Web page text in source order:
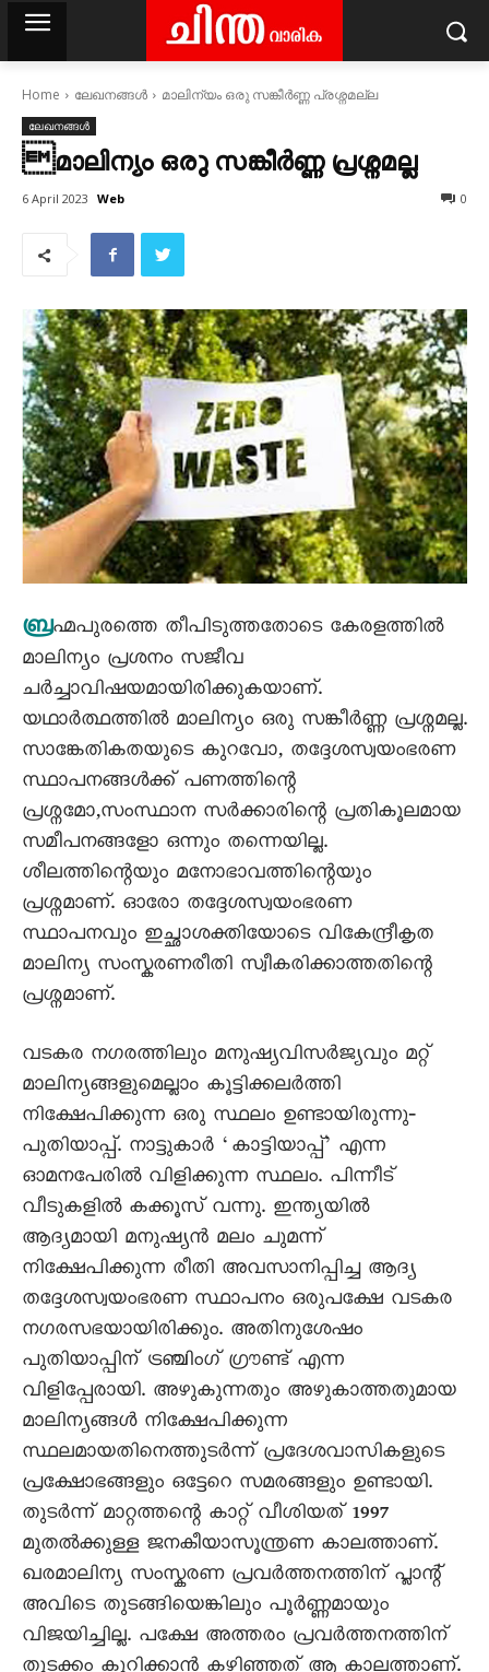
Home ലേഖനങ്ങൾ മാലിന്യം ഒരു സങ്കീർണ്ണ പ്രശ്നമല്ല
ലേഖനങ്ങൾ
മാലിന്യം ഒരു സങ്കീർണ്ണ പ്രശ്നമല്ല
6 April 2023 Web 0
ബ്രഹ്മപുരത്തെ തീപിടുത്തതോടെ കേരളത്തിൽ
മാലിന്യം പ്രശനം സജീവ
ചർച്ചാവിഷയമായിരിക്കുകയാണ്.
യഥാർത്ഥത്തിൽ മാലിന്യം ഒരു സങ്കീർണ്ണ പ്രശ്നമല്ല.
സാങ്കേതികതയുടെ കുറവോ, തദ്ദേശസ്വയംഭരണ
സ്ഥാപനങ്ങൾക്ക് പണത്തിന്റെ
പ്രശ്നമോ,സംസ്ഥാന സർക്കാരിന്റെ പ്രതികൂലമായ
സമീപനങ്ങളോ ഒന്നും തന്നെയില്ല.
ശീലത്തിന്റെയും മനോഭാവത്തിന്റെയും
പ്രശ്നമാണ്. ഓരോ തദ്ദേശസ്വയംഭരണ
സ്ഥാപനവും ഇച്ഛാശക്തിയോടെ വികേന്ദ്രീകൃത
മാലിന്യ സംസ്കരണരീതി സ്വീകരിക്കാത്തതിന്റെ
പ്രശ്നമാണ്.
വടകര നഗരത്തിലും മനുഷ്യവിസർജ്യവും മറ്റ്
മാലിന്യങ്ങളുമെല്ലാം കൂട്ടിക്കലർത്തി
നിക്ഷേപിക്കുന്ന ഒരു സ്ഥലം ഉണ്ടായിരുന്നു‐
പുതിയാപ്പ്. നാട്ടുകാർ ‘കാട്ടിയാപ്പ്’ എന്ന
ഓമനപേരിൽ വിളിക്കുന്ന സ്ഥലം. പിന്നീട്
വീടുകളിൽ കക്കൂസ് വന്നു. ഇന്ത്യയിൽ
ആദ്യമായി മനുഷ്യൻ മലം ചുമന്ന്
നിക്ഷേപിക്കുന്ന രീതി അവസാനിപ്പിച്ച ആദ്യ
തദ്ദേശസ്വയംഭരണ സ്ഥാപനം ഒരുപക്ഷേ വടകര
നഗരസഭയായിരിക്കും. അതിനുശേഷം
പുതിയാപ്പിന് ട്രഞ്ചിംഗ് ഗ്രൗണ്ട് എന്ന
വിളിപ്പേരായി. അഴുകുന്നതും അഴുകാത്തതുമായ
മാലിന്യങ്ങൾ നിക്ഷേപിക്കുന്ന
സ്ഥലമായതിനെത്തുടർന്ന് പ്രദേശവാസികളുടെ
പ്രക്ഷോഭങ്ങളും ഒട്ടേറെ സമരങ്ങളും ഉണ്ടായി.
തുടർന്ന് മാറ്റത്തന്റെ കാറ്റ് വീശിയത് 1997
മുതൽക്കുള്ള ജനകീയാസൂന്ത്രണ കാലത്താണ്.
ഖരമാലിന്യ സംസ്കരണ പ്രവർത്തനത്തിന് പ്ലാന്റ്
അവിടെ തുടങ്ങിയെങ്കിലും പൂർണ്ണമായും
വിജയിച്ചില്ല. പക്ഷേ അത്തരം പ്രവർത്തനത്തിന്